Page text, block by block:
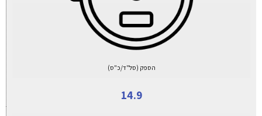
הספק (סל"ד/כ"ס)
14.9